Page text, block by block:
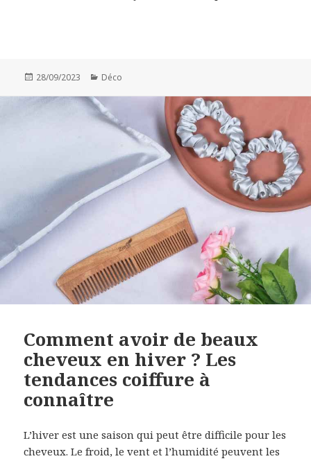
Publié
28/09/2023 Catégories
Déco
Comment avoir de beaux
cheveux en hiver ? Les
tendances coiffure à
connaître
L’hiver est une saison qui peut être difficile pour les
cheveux. Le froid, le vent et l’humidité peuvent les